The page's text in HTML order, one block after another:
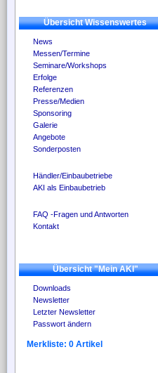
Übersicht Wissenswertes
News
Messen/Termine
Seminare/Workshops
Erfolge
Referenzen
Presse/Medien
Sponsoring
Galerie
Angebote
Sonderposten
Händler/Einbaubetriebe
AKI als Einbaubetrieb
FAQ -Fragen und Antworten
Kontakt
Übersicht "Mein AKI"
Downloads
Newsletter
Letzter Newsletter
Passwort ändern
Merkliste: 0 Artikel